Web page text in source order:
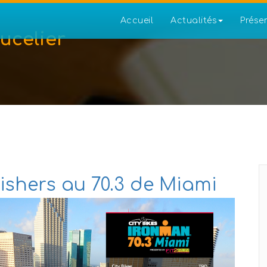
Accueil Actualités
au 70.3 de Miami